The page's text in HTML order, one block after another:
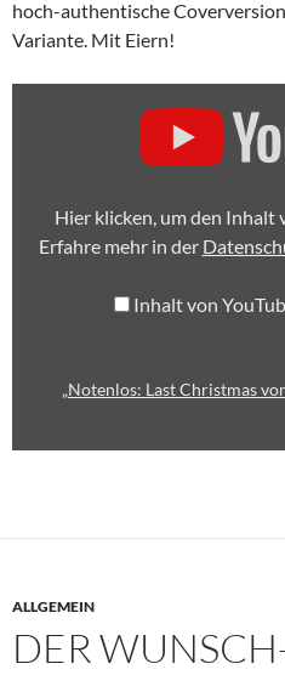
hoch-authentische
Variante. Mit Eiern!
SONG!“
Hier klicken, um den Inhalt
Erfahre mehr in der
Inhalt von
„Notenlos: Last Christmas
ALLGEMEIN
DER